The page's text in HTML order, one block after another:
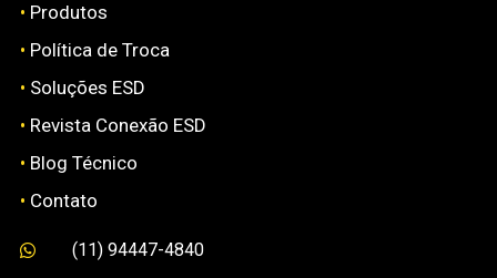
• Produtos
• Política de Troca
• Soluções ESD
• Revista Conexão ESD
• Blog Técnico
• Contato
 (11) 94447-4840